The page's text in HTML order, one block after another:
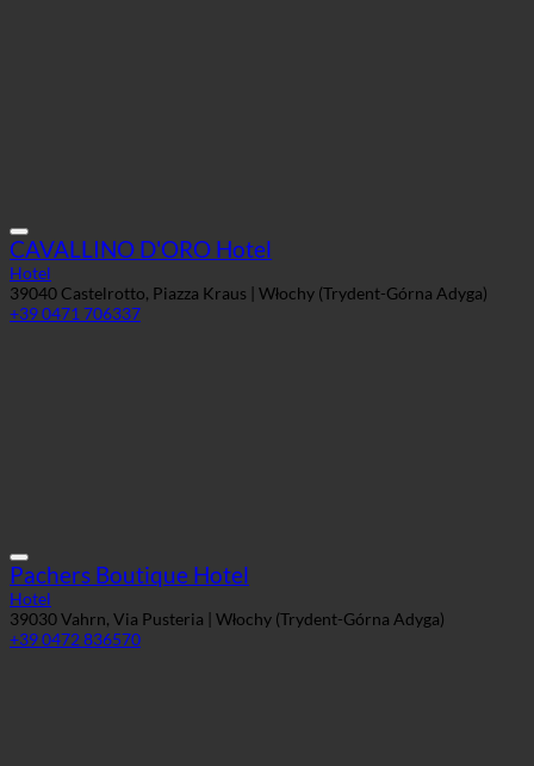
CAVALLINO D'ORO Hotel
Hotel
39040 Castelrotto, Piazza Kraus | Włochy (Trydent-Górna Adyga)
+39 0471 706337
Pachers Boutique Hotel
Hotel
39030 Vahrn, Via Pusteria | Włochy (Trydent-Górna Adyga)
+39 0472 836570